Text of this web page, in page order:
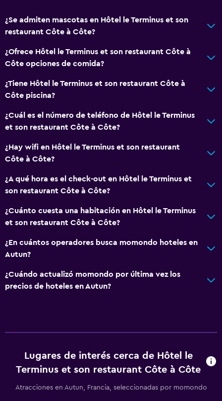
La comida se puede entregar en el alojamiento
Habitaciones familiares
Espacio de almacenamiento
Estacionamiento y transporte
Estacionamiento privado
Sistema de entretenimiento
TV de pantalla plana
TV
Salud y seguridad
Seguridad las 24 horas
Botiquín de primeros auxilios
Zona de trabajo
Fax/fotocopiadora
¿Se admiten mascotas en Hôtel le Terminus et son
restaurant Côte à Côte?
¿Ofrece Hôtel le Terminus et son restaurant Côte à
Côte opciones de comida?
¿Tiene Hôtel le Terminus et son restaurant Côte à
Côte piscina?
¿Cuál es el número de teléfono de Hôtel le Terminus
et son restaurant Côte à Côte?
¿Hay wifi en Hôtel le Terminus et son restaurant
Côte à Côte?
¿A qué hora es el check-out en Hôtel le Terminus et
son restaurant Côte à Côte?
¿Cuánto cuesta una habitación en Hôtel le Terminus
et son restaurant Côte à Côte?
¿En cuántos operadores busca momondo hoteles en
Autun?
¿Cuándo actualizó momondo por última vez los
precios de hoteles en Autun?
Lugares de interés cerca de Hôtel le
Terminus et son restaurant Côte à Côte
Atracciones en Autun, Francia, seleccionadas por momondo